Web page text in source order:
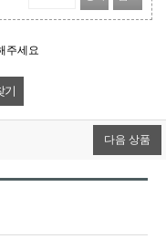
주세요
기
다음 상품